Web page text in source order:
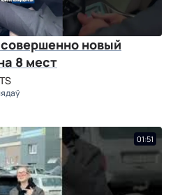
новый
8 мест
01:51